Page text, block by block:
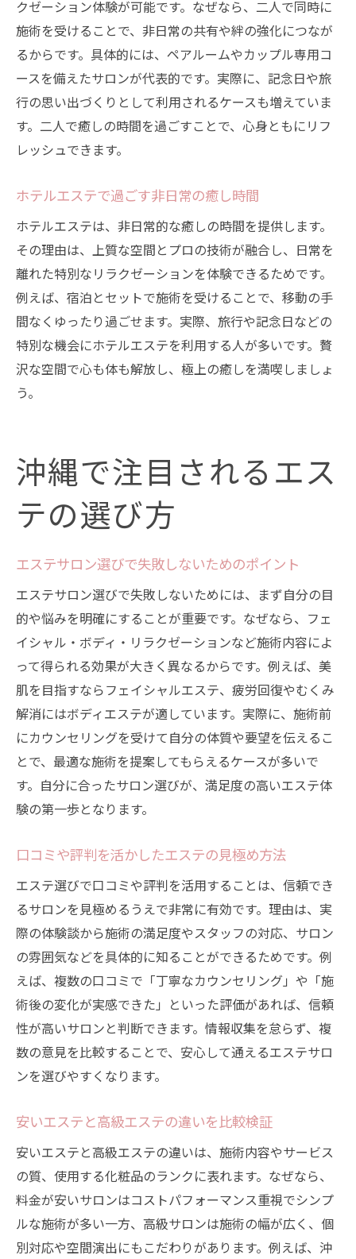
クゼーション体験が可能です。なぜなら、二人で同時に
施術を受けることで、非日常の共有や絆の強化につなが
るからです。具体的には、ペアルームやカップル専用コ
ースを備えたサロンが代表的です。実際に、記念日や旅
行の思い出づくりとして利用されるケースも増えていま
す。二人で癒しの時間を過ごすことで、心身ともにリフ
レッシュできます。
ホテルエステで過ごす非日常の癒し時間
ホテルエステは、非日常的な癒しの時間を提供します。
その理由は、上質な空間とプロの技術が融合し、日常を
離れた特別なリラクゼーションを体験できるためです。
例えば、宿泊とセットで施術を受けることで、移動の手
間なくゆったり過ごせます。実際、旅行や記念日などの
特別な機会にホテルエステを利用する人が多いです。贅
沢な空間で心も体も解放し、極上の癒しを満喫しましょ
う。
沖縄で注目されるエス
テの選び方
エステサロン選びで失敗しないためのポイント
エステサロン選びで失敗しないためには、まず自分の目
的や悩みを明確にすることが重要です。なぜなら、フェ
イシャル・ボディ・リラクゼーションなど施術内容によ
って得られる効果が大きく異なるからです。例えば、美
肌を目指すならフェイシャルエステ、疲労回復やむくみ
解消にはボディエステが適しています。実際に、施術前
にカウンセリングを受けて自分の体質や要望を伝えるこ
とで、最適な施術を提案してもらえるケースが多いで
す。自分に合ったサロン選びが、満足度の高いエステ体
験の第一歩となります。
口コミや評判を活かしたエステの見極め方法
エステ選びで口コミや評判を活用することは、信頼でき
るサロンを見極めるうえで非常に有効です。理由は、実
際の体験談から施術の満足度やスタッフの対応、サロン
の雰囲気などを具体的に知ることができるためです。例
えば、複数の口コミで「丁寧なカウンセリング」や「施
術後の変化が実感できた」といった評価があれば、信頼
性が高いサロンと判断できます。情報収集を怠らず、複
数の意見を比較することで、安心して通えるエステサロ
ンを選びやすくなります。
安いエステと高級エステの違いを比較検証
安いエステと高級エステの違いは、施術内容やサービス
の質、使用する化粧品のランクに表れます。なぜなら、
料金が安いサロンはコストパフォーマンス重視でシンプ
ルな施術が多い一方、高級サロンは施術の幅が広く、個
別対応や空間演出にもこだわりがあります。例えば、沖